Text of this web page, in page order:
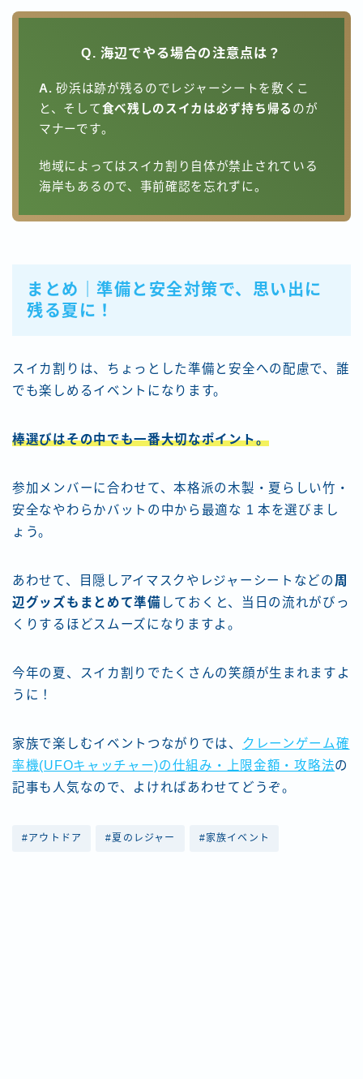
Q. 海辺でやる場合の注意点は？
A. 砂浜は跡が残るのでレジャーシートを敷くこ
と、そして食べ残しのスイカは必ず持ち帰る のが
マナーです。
地域によってはスイカ割り自体が禁止されている
海岸もあるので、事前確認を忘れずに。
まとめ｜準備と安全対策で、思い出に
残る夏に！
スイカ割りは、ちょっとした準備と安全への配慮で、誰
でも楽しめるイベントになります。
棒選びはその中でも一番大切なポイント。
参加メンバーに合わせて、本格派の木製・夏らしい竹・
安全なやわらかバットの中から最適な 1 本を選びまし
ょう。
あわせて、目隠しアイマスクやレジャーシートなどの 周
辺グッズもまとめて準備 しておくと、当日の流れがびっ
くりするほどスムーズになりますよ。
今年の夏、スイカ割りでたくさんの笑顔が生まれますよ
うに！
家族で楽しむイベントつながりでは、 クレーンゲーム確
率機(UFOキャッチャー)の仕組み・上限金額・攻略法の
記事も人気なので、よければあわせてどうぞ。
#アウトドア #夏のレジャー #家族イベント